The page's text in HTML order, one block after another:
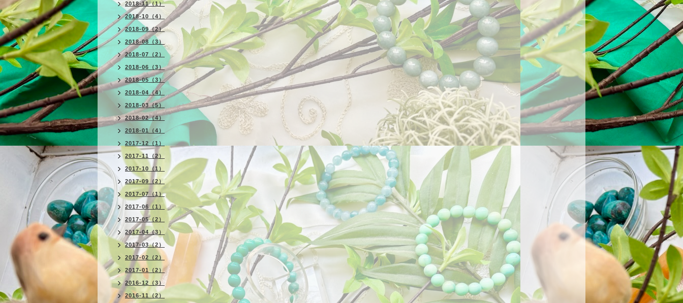
2018-11（1）
2018-10（4）
2018-09（2）
2018-08（3）
2018-07（2）
2018-06（3）
2018-05（3）
2018-04（4）
2018-03（5）
2018-02（4）
2018-01（4）
2017-12（1）
2017-11（2）
2017-10（1）
2017-09（2）
2017-07（1）
2017-06（1）
2017-05（2）
2017-04（3）
2017-03（2）
2017-02（2）
2017-01（2）
2016-12（3）
2016-11（2）